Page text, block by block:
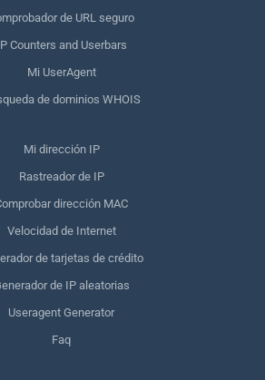
de URL seguro
Counters and Userbars
Mi UserAgent
de dominios WHOIS
Mi dirección IP
Rastreador de IP
dirección MAC
Velocidad de Internet
de tarjetas de crédito
de IP aleatorias
Useragent Generator
Faq